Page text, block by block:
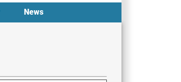
News